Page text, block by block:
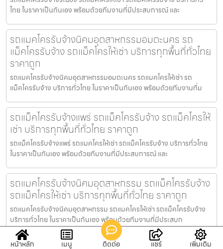
ไทย ในราคาเป็นกันเอง พร้อมด้วยทีมงานที่มีประสบการณ์ และ
รถแมคโครรับจ้างนิคมอุตสาหกรรมอมตะนคร รถ
แม็คโครรับจ้าง รถแม็คโครให้เช่า บริการทุกพื้นที่ทั่วไทย
ราคาถูก
รถแมคโครรับจ้างนิคมอุตสาหกรรมอมตะนคร รถแมคโครให้เช่า รถ
แม็คโครรับจ้าง บริการทั่วไทย ในราคาเป็นกันเอง พร้อมด้วยทีมงานที่ม
รถแม็คโครรับจ้างแพร่ รถแม็คโครรับจ้าง รถแม็คโครให้
เช่า บริการทุกพื้นที่ทั่วไทย ราคาถูก
รถแม็คโครรับจ้างแพร่ รถแมคโครให้เช่า รถแม็คโครรับจ้าง บริการทั่วไทย
ในราคาเป็นกันเอง พร้อมด้วยทีมงานที่มีประสบการณ์ และ
รถแมคโครรับจ้างนิคมอุตสาหกรรม รถแม็คโครรับจ้าง
รถแม็คโครให้เช่า บริการทุกพื้นที่ทั่วไทย ราคาถูก
รถแมคโครรับจ้างนิคมอุตสาหกรรม รถแมคโครให้เช่า รถแม็คโครรับจ้าง
บริการทั่วไทย ในราคาเป็นกันเอง พร้อมด้วยทีมงานที่มีประสบก
หน้าหลัก เมนู ติดต่อ แชร์ เพิ่มเติม